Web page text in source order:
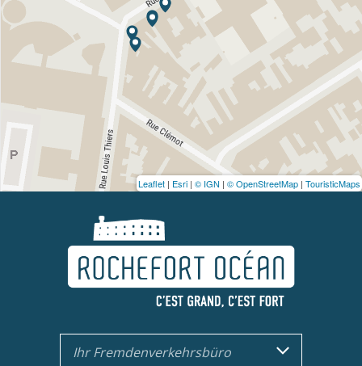
Leaflet | Esri | © IGN | © OpenStreetMap | TouristicMaps
Ihr Fremdenverkehrsbüro